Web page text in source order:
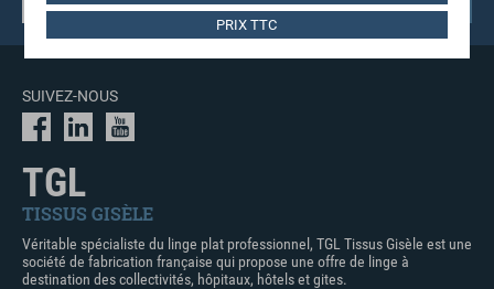
SUIVEZ-NOUS
TGL
TISSUS GISÈLE
Véritable spécialiste du linge plat professionnel, TGL Tissus Gisèle est une
société de fabrication française qui propose une offre de linge à
destination des collectivités, hôpitaux, hôtels et gites.
PRIX TTC